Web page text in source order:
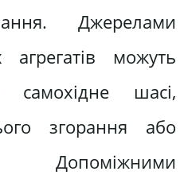
Джерелами
можуть
самохідне шасі,
згорання або
Допоміжними